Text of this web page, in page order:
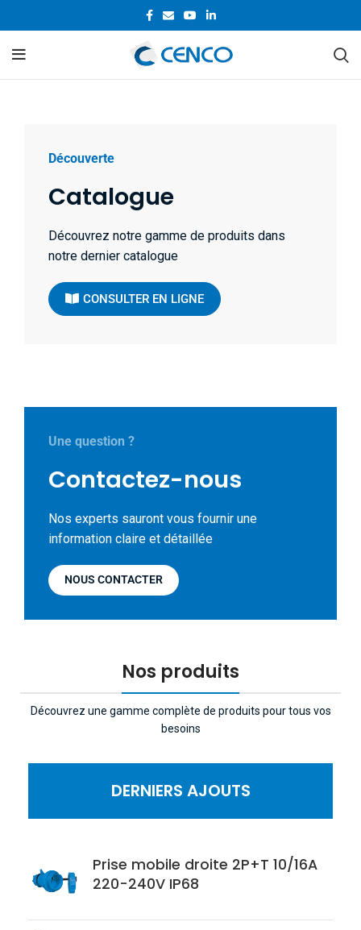
Découverte
Catalogue
Découvrez notre gamme de produits dans
notre dernier catalogue
CONSULTER EN LIGNE
Une question ?
Contactez-nous
Nos experts sauront vous fournir une
information claire et détaillée
NOUS CONTACTER
Nos produits
Découvrez une gamme complète de produits pour tous vos
besoins
DERNIERS AJOUTS
Prise mobile droite 2P+T 10/16A
220-240V IP68